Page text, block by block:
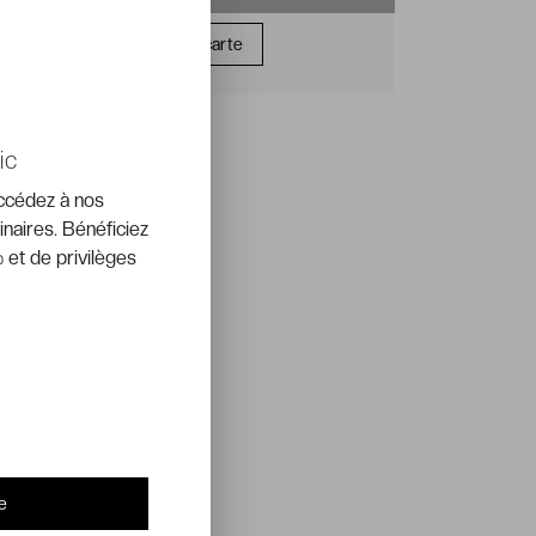
Offrir une carte
à nos
Bénéficiez
et de privilèges